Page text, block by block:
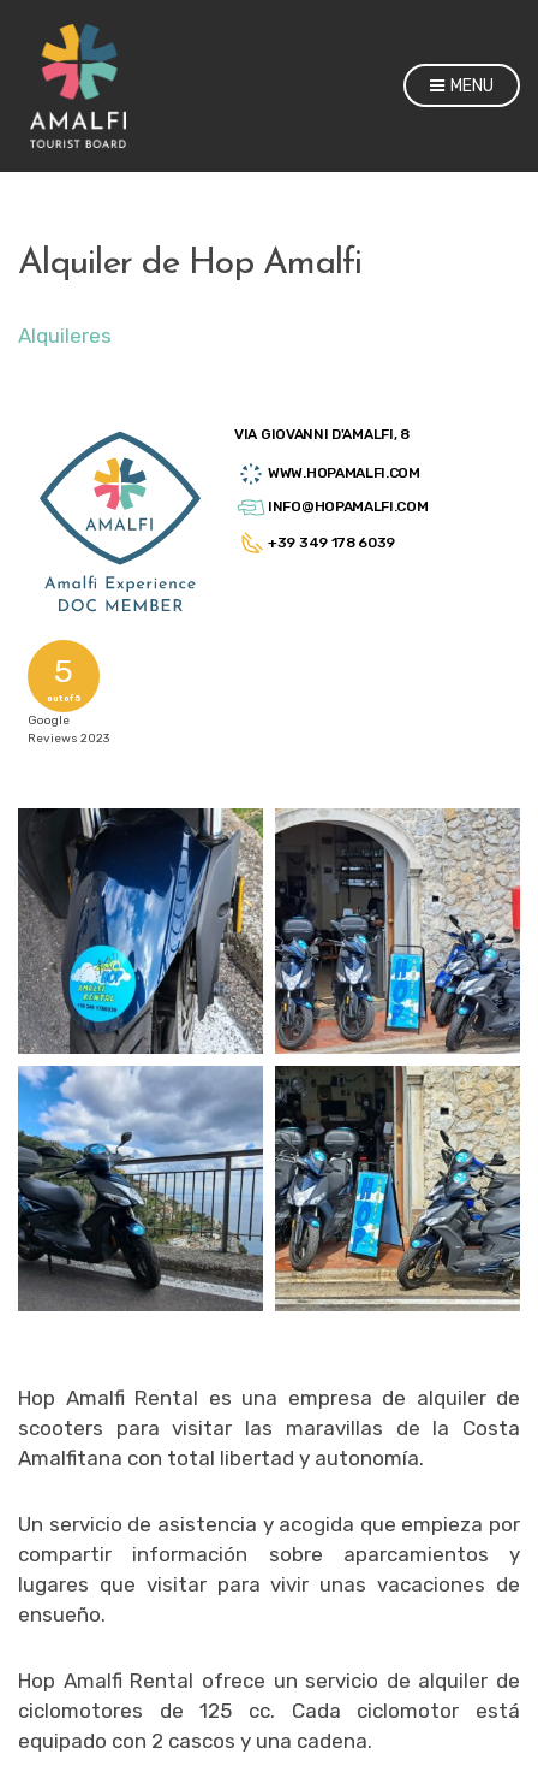
MENU
Alquiler de Hop Amalfi
Alquileres
VIA GIOVANNI D'AMALFI, 8
WWW.HOPAMALFI.COM
INFO@HOPAMALFI.COM
+39 349 178 6039
5
out of 5
Google
Reviews 2023
Hop Amalfi Rental es una empresa de alquiler de
scooters para visitar las maravillas de la Costa
Amalfitana con total libertad y autonomía.
Un servicio de asistencia y acogida que empieza por
compartir información sobre aparcamientos y
lugares que visitar para vivir unas vacaciones de
ensueño.
Hop Amalfi Rental ofrece un servicio de alquiler de
ciclomotores de 125 cc. Cada ciclomotor está
equipado con 2 cascos y una cadena.